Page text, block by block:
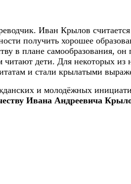
Иван Крылов
получить хорошее
в плане самообразования,
дети. Для некоторых из
и стали крылатыми
и молодёжных
Ивана Андреевича